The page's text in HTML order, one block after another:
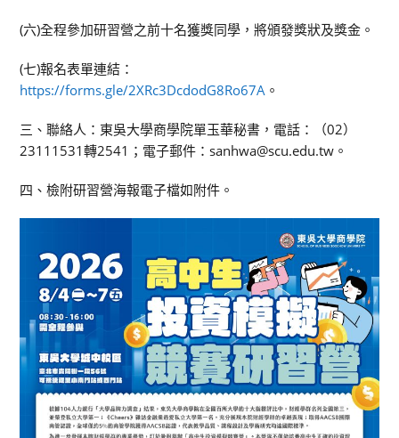
(六)全程參加研習營之前十名獲獎同學，將頒發獎狀及獎金。
(七)報名表單連結：
https://forms.gle/2XRc3DcdodG8Ro67A 。
三、聯絡人：東吳大學商學院單玉華秘書，電話：（02）
23111531轉2541；電子郵件：sanhwa@scu.edu.tw。
四、檢附研習營海報電子檔如附件。